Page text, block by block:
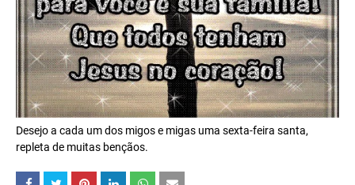
Desejo a cada um dos migos e migas uma sexta-feira santa,
repleta de muitas bençãos.